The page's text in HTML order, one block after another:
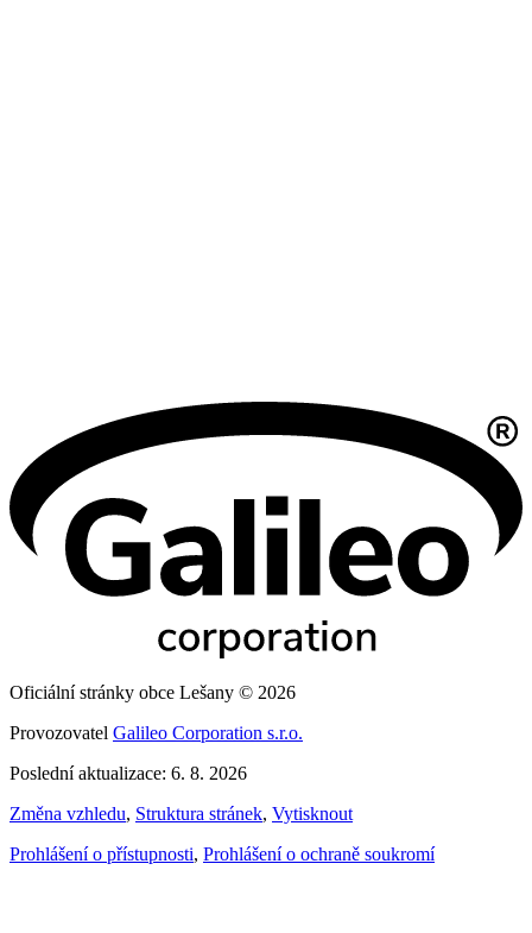
Oficiální stránky obce Lešany © 2026
Provozovatel Galileo Corporation s.r.o.
Poslední aktualizace: 6. 8. 2026
Změna vzhledu, Struktura stránek, Vytisknout
Prohlášení o přístupnosti, Prohlášení o ochraně soukromí